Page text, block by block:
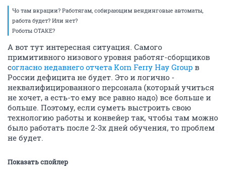
Чо там вкрации? Работягам, собирающим вендинговые автоматы,
работа будет? Или нет?
Роботы ОТАКЕ?
А вот тут интересная ситуация. Самого
примитивного низового уровня работяг-сборщиков
согласно недавнего отчета Korn Ferry Hay Group в
России дефицита не будет. Это и логично -
неквалифицированного персонала (который учиться
не хочет, а есть-то ему все равно надо) все больше и
больше. Поэтому, если суметь выстроить свою
технологию работы и конвейер так, чтобы там можно
было работать после 2-3х дней обучения, то проблем
не будет.
Показать спойлер